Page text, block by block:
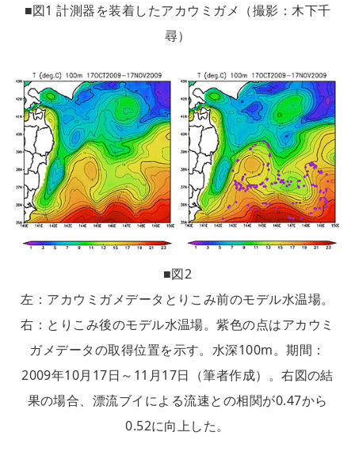
■図1 計測器を装着したアカウミガメ（撮影：木下千
尋）
■図2
左：アカウミガメデータとりこみ前のモデル水温場。
右：とりこみ後のモデル水温場。紫色の点はアカウミ
ガメデータの取得位置を示す。水深100m。期間：
2009年10月17日～11月17日（筆者作成）。右図の結
果の場合、漂流ブイによる流速との相関が0.47から
0.52に向上した。